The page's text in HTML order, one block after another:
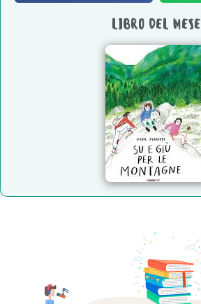
LIBRO DEL MESE